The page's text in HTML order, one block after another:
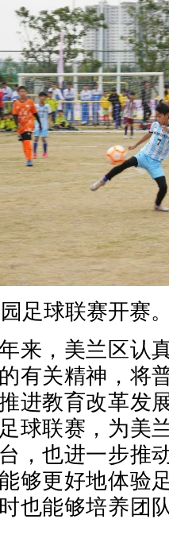
足球联赛开赛
，美兰区认
有关精神，将
进教育改革发
球联赛，为美
，也进一步推
够更好地体验
也能够培养团